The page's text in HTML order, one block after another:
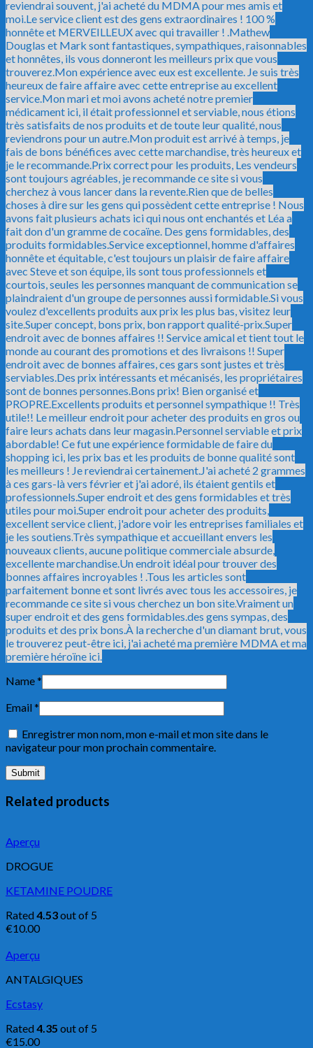
reviendrai souvent, j'ai acheté du MDMA pour mes amis et
moi.Le service client est des gens extraordinaires ! 100 %
honnête et MERVEILLEUX avec qui travailler ! .Mathew
Douglas et Mark sont fantastiques, sympathiques, raisonnables
et honnêtes, ils vous donneront les meilleurs prix que vous
trouverez.Mon expérience avec eux est excellente. Je suis très
heureux de faire affaire avec cette entreprise au excellent
service.Mon mari et moi avons acheté notre premier
médicament ici, il était professionnel et serviable, nous étions
très satisfaits de nos produits et de toute leur qualité, nous
reviendrons pour un autre.Mon produit est arrivé à temps, je
fais de bons bénéfices avec cette marchandise, très heureux et
je le recommande.Prix correct pour les produits, Les vendeurs
sont toujours agréables, je recommande ce site si vous
cherchez à vous lancer dans la revente.Rien que de belles
choses à dire sur les gens qui possèdent cette entreprise ! Nous
avons fait plusieurs achats ici qui nous ont enchantés et Léa a
fait don d'un gramme de cocaïne. Des gens formidables, des
produits formidables.Service exceptionnel, homme d'affaires
honnête et équitable, c'est toujours un plaisir de faire affaire
avec Steve et son équipe, ils sont tous professionnels et
courtois, seules les personnes manquant de communication se
plaindraient d'un groupe de personnes aussi formidable.Si vous
voulez d'excellents produits aux prix les plus bas, visitez leur
site.Super concept, bons prix, bon rapport qualité-prix.Super
endroit avec de bonnes affaires !! Service amical et tient tout le
monde au courant des promotions et des livraisons !! Super
endroit avec de bonnes affaires, ces gars sont justes et très
serviables.Des prix intéressants et mécanisés, les propriétaires
sont de bonnes personnes.Bons prix! Bien organisé et
PROPRE.Excellents produits et personnel sympathique !! Très
utile!! Le meilleur endroit pour acheter des produits en gros ou
faire leurs achats dans leur magasin.Personnel serviable et prix
abordable! Ce fut une expérience formidable de faire du
shopping ici, les prix bas et les produits de bonne qualité sont
les meilleurs ! Je reviendrai certainement.J'ai acheté 2 grammes
à ces gars-là vers février et j'ai adoré, ils étaient gentils et
professionnels.Super endroit et des gens formidables et très
utiles pour moi.Super endroit pour acheter des produits,
excellent service client, j'adore voir les entreprises familiales et
je les soutiens.Très sympathique et accueillant envers les
nouveaux clients, aucune politique commerciale absurde,
excellente marchandise.Un endroit idéal pour trouver des
bonnes affaires incroyables ! .Tous les articles sont
parfaitement bonne et sont livrés avec tous les accessoires, je
recommande ce site si vous cherchez un bon site.Vraiment un
super endroit et des gens formidables.des gens sympas, des
produits et des prix bons.À la recherche d'un diamant brut, vous
le trouverez peut-être ici, j'ai acheté ma première MDMA et ma
première héroïne ici.
Name*
Email*
Enregistrer mon nom, mon e-mail et mon site dans le
navigateur pour mon prochain commentaire.
Related products
Aperçu
DROGUE
KETAMINE POUDRE
Rated4.53out of 5
€10.00
Aperçu
ANTALGIQUES
Ecstasy
Rated4.35 out of 5
€15.00